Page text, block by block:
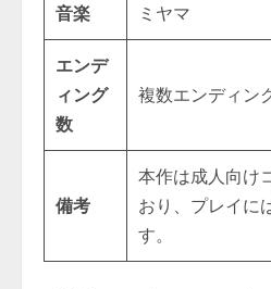
音楽 ミヤマ
エンデ
ィング
数
複数エンディン
備考
本作は成人向け
おり、プレイに
す。